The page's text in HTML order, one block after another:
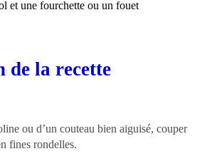
et une fourchette ou un fouet
de la recette
ou d’un couteau bien aiguisé, couper
fines rondelles.